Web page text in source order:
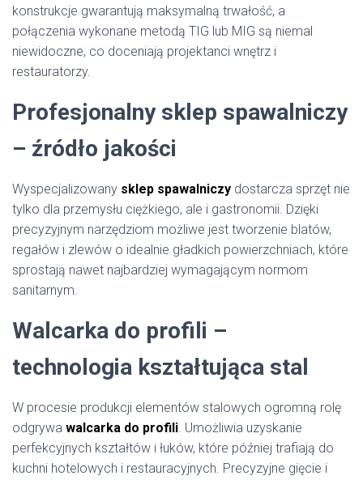
konstrukcje gwarantują maksymalną trwałość, a
połączenia wykonane metodą TIG lub MIG są niemal
niewidoczne, co doceniają projektanci wnętrz i
restauratorzy.
Profesjonalny sklep spawalniczy
– źródło jakości
Wyspecjalizowany sklep spawalniczy dostarcza sprzęt nie
tylko dla przemysłu ciężkiego, ale i gastronomii. Dzięki
precyzyjnym narzędziom możliwe jest tworzenie blatów,
regałów i zlewów o idealnie gładkich powierzchniach, które
sprostają nawet najbardziej wymagającym normom
sanitarnym.
Walcarka do profili –
technologia kształtująca stal
W procesie produkcji elementów stalowych ogromną rolę
odgrywa walcarka do profili. Umożliwia uzyskanie
perfekcyjnych kształtów i łuków, które później trafiają do
kuchni hotelowych i restauracyjnych. Precyzyjne gięcie i